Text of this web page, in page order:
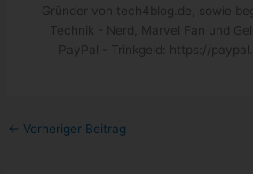
Gründer von tech4blog.de, sowie
Technik - Nerd, Marvel Fan und
PayPal - Trinkgeld: https://
← Vorheriger Beitrag